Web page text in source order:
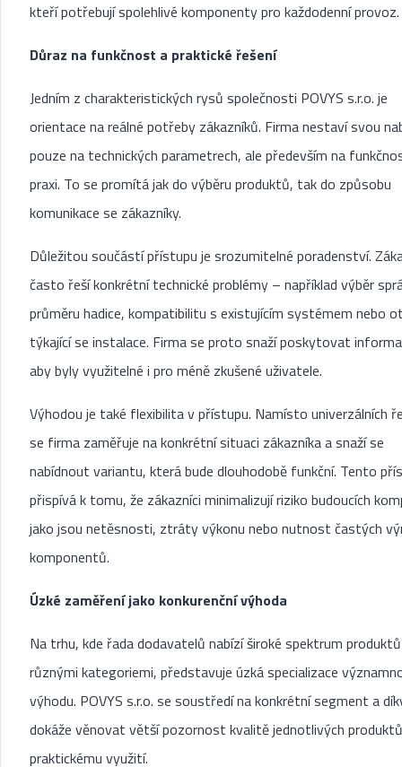
kteří potřebují spolehlivé komponenty pro každodenní provoz.
Důraz na funkčnost a praktické řešení
Jedním z charakteristických rysů společnosti POVYS s.r.o. je
orientace na reálné potřeby zákazníků. Firma nestaví svou
pouze na technických parametrech, ale především na
praxi. To se promítá jak do výběru produktů, tak do způsobu
komunikace se zákazníky.
Důležitou součástí přístupu je srozumitelné poradenství.
často řeší konkrétní technické problémy – například výběr
průměru hadice, kompatibilitu s existujícím systémem nebo
týkající se instalace. Firma se proto snaží poskytovat
aby byly využitelné i pro méně zkušené uživatele.
Výhodou je také flexibilita v přístupu. Namísto univerzálních
se firma zaměřuje na konkrétní situaci zákazníka a snaží se
nabídnout variantu, která bude dlouhodobě funkční. Tento
přispívá k tomu, že zákazníci minimalizují riziko budoucích
jako jsou netěsnosti, ztráty výkonu nebo nutnost častých
komponentů.
Úzké zaměření jako konkurenční výhoda
Na trhu, kde řada dodavatelů nabízí široké spektrum
různými kategoriemi, představuje úzká specializace
výhodu. POVYS s.r.o. se soustředí na konkrétní segment a
dokáže věnovat větší pozornost kvalitě jednotlivých
praktickému využití.